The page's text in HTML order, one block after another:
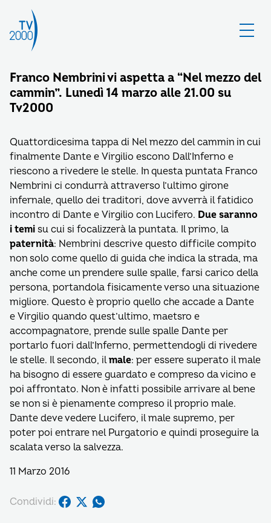
Franco Nembrini vi aspetta a “Nel mezzo del
cammin”. Lunedì 14 marzo alle 21.00 su
Tv2000
Quattordicesima tappa di Nel mezzo del cammin in cui
finalmente Dante e Virgilio escono Dall’Inferno e
riescono a rivedere le stelle. In questa puntata Franco
Nembrini ci condurrà attraverso l’ultimo girone
infernale, quello dei traditori, dove avverrà il fatidico
incontro di Dante e Virgilio con Lucifero. Due saranno
i temi su cui si focalizzerà la puntata. Il primo, la
paternità: Nembrini descrive questo difficile compito
non solo come quello di guida che indica la strada, ma
anche come un prendere sulle spalle, farsi carico della
persona, portandola fisicamente verso una situazione
migliore. Questo è proprio quello che accade a Dante
e Virgilio quando quest’ultimo, maetsro e
accompagnatore, prende sulle spalle Dante per
portarlo fuori dall’Inferno, permettendogli di rivedere
le stelle. Il secondo, ilmale: per essere superato il male
ha bisogno di essere guardato e compreso da vicino e
poi affrontato. Non è infatti possibile arrivare al bene
se non si è pienamente compreso il proprio male.
Dante deve vedere Lucifero, il male supremo, per
poter poi entrare nel Purgatorio e quindi proseguire la
scalata verso la salvezza.
11 Marzo 2016
Condividi: